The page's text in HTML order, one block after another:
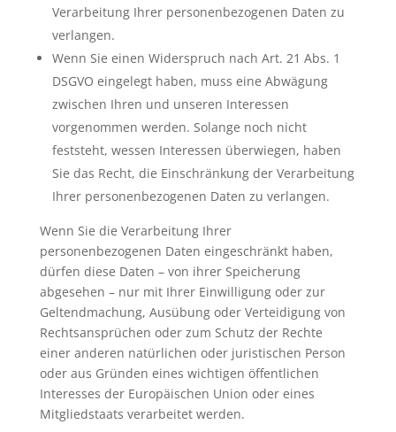
Verarbeitung Ihrer personenbezogenen Daten zu
verlangen.
Wenn Sie einen Widerspruch nach Art. 21 Abs. 1
DSGVO eingelegt haben, muss eine Abwägung
zwischen Ihren und unseren Interessen
vorgenommen werden. Solange noch nicht
feststeht, wessen Interessen überwiegen, haben
Sie das Recht, die Einschränkung der Verarbeitung
Ihrer personenbezogenen Daten zu verlangen.
Wenn Sie die Verarbeitung Ihrer
personenbezogenen Daten eingeschränkt haben,
dürfen diese Daten – von ihrer Speicherung
abgesehen – nur mit Ihrer Einwilligung oder zur
Geltendmachung, Ausübung oder Verteidigung von
Rechtsansprüchen oder zum Schutz der Rechte
einer anderen natürlichen oder juristischen Person
oder aus Gründen eines wichtigen öffentlichen
Interesses der Europäischen Union oder eines
Mitgliedstaats verarbeitet werden.